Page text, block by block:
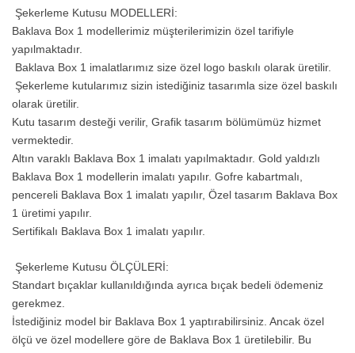
Şekerleme Kutusu MODELLERİ:
Baklava Box 1 modellerimiz müşterilerimizin özel tarifiyle
yapılmaktadır.
Baklava Box 1 imalatlarımız size özel logo baskılı olarak üretilir.
Şekerleme kutularımız sizin istediğiniz tasarımla size özel baskılı
olarak üretilir.
Kutu tasarım desteği verilir, Grafik tasarım bölümümüz hizmet
vermektedir.
Altın varaklı Baklava Box 1 imalatı yapılmaktadır. Gold yaldızlı
Baklava Box 1 modellerin imalatı yapılır. Gofre kabartmalı,
pencereli Baklava Box 1 imalatı yapılır, Özel tasarım Baklava Box
1 üretimi yapılır.
Sertifikalı Baklava Box 1 imalatı yapılır.
Şekerleme Kutusu ÖLÇÜLERİ:
Standart bıçaklar kullanıldığında ayrıca bıçak bedeli ödemeniz
gerekmez.
İstediğiniz model bir Baklava Box 1 yaptırabilirsiniz. Ancak özel
ölçü ve özel modellere göre de Baklava Box 1 üretilebilir. Bu